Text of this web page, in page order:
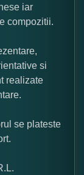
iar
compozitii.
si
realizate
se plateste